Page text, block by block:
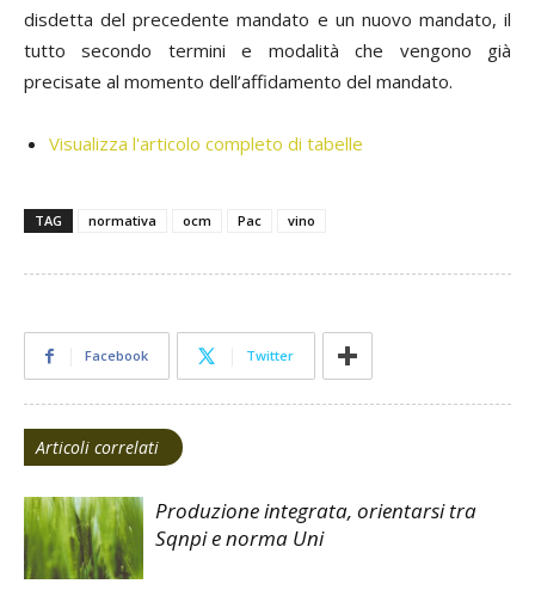
disdetta del precedente mandato e un nuovo mandato, il
tutto secondo termini e modalità che vengono già
precisate al momento dell’affidamento del mandato.
Visualizza l'articolo completo di tabelle
TAG normativa ocm Pac vino
Facebook Twitter
Articoli correlati
Produzione integrata, orientarsi tra
Sqnpi e norma Uni